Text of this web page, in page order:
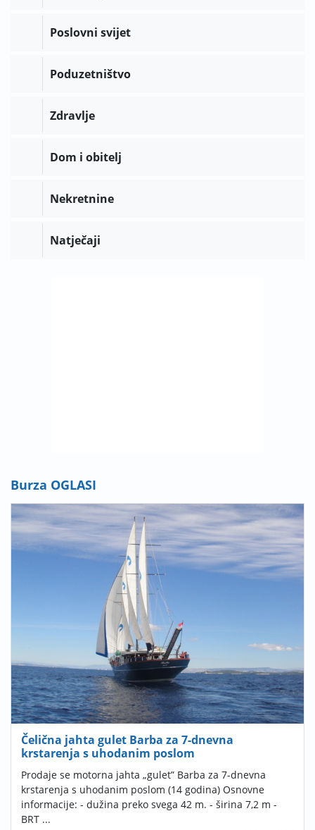
Poslovni svijet
Poduzetništvo
Zdravlje
Dom i obitelj
Nekretnine
Natječaji
Burza OGLASI
Čelična jahta gulet Barba za 7-dnevna
krstarenja s uhodanim poslom
Prodaje se motorna jahta „gulet” Barba za 7-dnevna
krstarenja s uhodanim poslom (14 godina) Osnovne
informacije: - dužina preko svega 42 m. - širina 7,2 m -
BRT ...